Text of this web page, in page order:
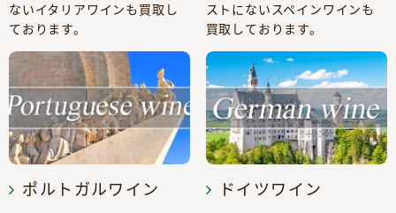
ないイタリアワインも買取し
ております。
ストにないスペインワインも
買取しております。
ポルトガルワイン ドイツワイン